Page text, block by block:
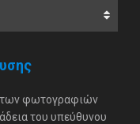
των φωτογραφιών
του υπεύθυνου